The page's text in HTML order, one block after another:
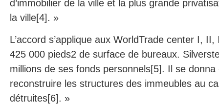
d’immobilier de la ville et la plus grande
la ville[4]. »
L’accord s’applique aux WorldTrade center I,
425 000 pieds2 de surface de bureaux.
millions de ses fonds personnels[5]. Il se
reconstruire les structures des immeubles au
détruites[6]. »